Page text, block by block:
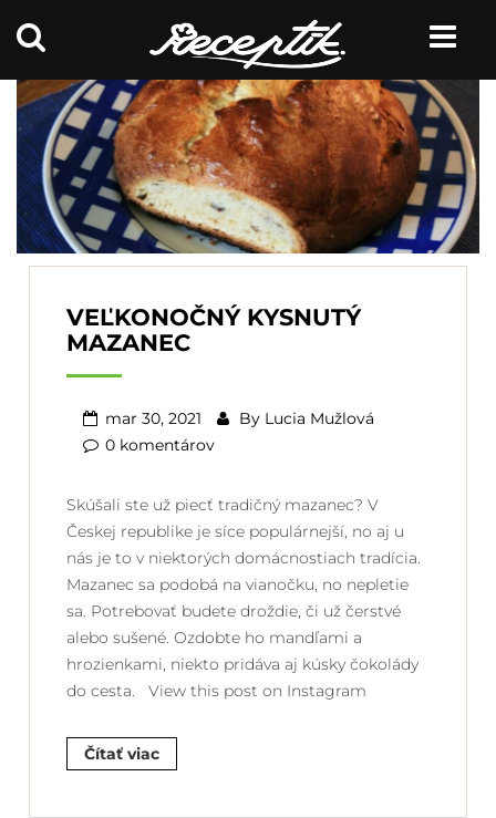
VEĽKONOČNÝ KYSNUTÝ
MAZANEC
mar 30, 2021 By Lucia Mužlová
0 komentárov
Skúšali ste už piecť tradičný mazanec? V
Českej republike je síce populárnejší, no aj u
nás je to v niektorých domácnostiach tradícia.
Mazanec sa podobá na vianočku, no nepletie
sa. Potrebovať budete droždie, či už čerstvé
alebo sušené. Ozdobte ho mandľami a
hrozienkami, niekto pridáva aj kúsky čokolády
do cesta. View this post on Instagram
Čítať viac